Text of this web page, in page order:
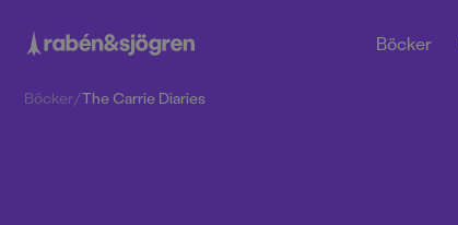
Böcker
Böcker/The Carrie Diaries